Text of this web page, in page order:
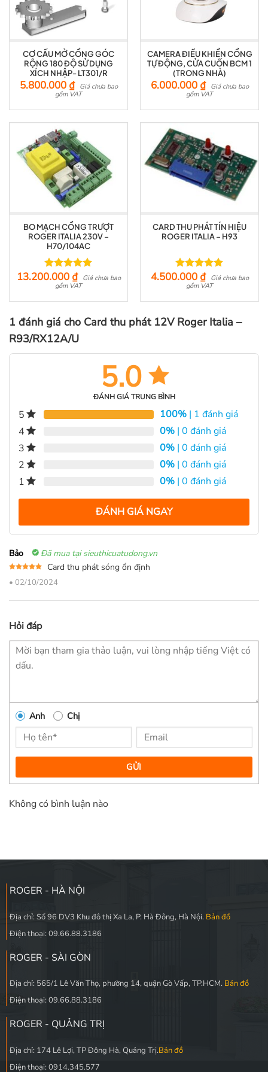
CƠ CẤU MỞ CỔNG GÓC
RỘNG 180 ĐỘ SỬ DỤNG
XÍCH NHẬP- LT301/R
5.800.000 ₫
Giá chưa bao
gồm VAT
CAMERA ĐIỀU KHIỂN CỔNG
TỰ ĐỘNG, CỬA CUỐN BCM 1
(TRONG NHÀ)
6.000.000 ₫
Giá chưa bao
gồm VAT
BO MẠCH CỔNG TRƯỢT
ROGER ITALIA 230V –
H70/104AC
Được xếp
hạng5.00
13.200.000 ₫
Giá chưa bao
gồm VAT
CARD THU PHÁT TÍN HIỆU
ROGER ITALIA – H93
Được xếp
hạng5.00
4.500.000 ₫
Giá chưa bao
gồm VAT
1 đánh giá cho Card thu phát 12V Roger Italia –
R93/RX12A/U
5.0
ĐÁNH GIÁ TRUNG BÌNH
5 100% | 1 đánh giá
4
0% | 0 đánh giá
3
0% | 0 đánh giá
2
0% | 0 đánh giá
1
0% | 0 đánh giá
ĐÁNH GIÁ NGAY
Bảo Đã mua tại sieuthicuatudong.vn
hạng5 5
Card thu phát sóng ổn định
• 02/10/2024
Hỏi đáp
Anh Chị
GỬI
Không có bình luận nào
ROGER - HÀ NỘI
Địa chỉ: Số 96 DV3 Khu đô thị Xa La, P. Hà Đông, Hà Nội. Bản đồ
Điện thoại: 09.66.88.3186
ROGER - SÀI GÒN
Địa chỉ: 565/1 Lê Văn Thọ, phường 14, quận Gò Vấp, TP.HCM. Bản đồ
Điện thoại: 09.66.88.3186
ROGER - QUẢNG TRỊ
Địa chỉ: 174 Lê Lợi, TP Đông Hà, Quảng Trị.Bản đồ
Điện thoại: 0914.345.577